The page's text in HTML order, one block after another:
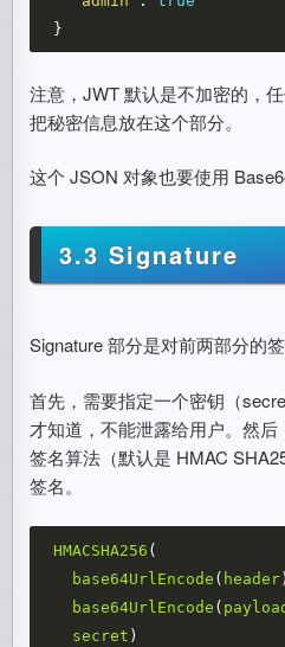
}
注意，JWT 默认是不加密的，
把秘密信息放在这个部分。
这个 JSON 对象也要使用
3.3 Signature
Signature 部分是对前两部分的
首先，需要指定一个密钥（
才知道，不能泄露给用户。然
签名算法（默认是 HMAC
签名。
HMACSHA256 (
base64UrlEncode ( header )
base64UrlEncode (
secret )